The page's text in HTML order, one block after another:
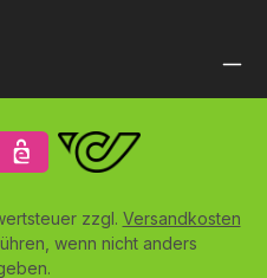
zzgl. Versandkosten
wenn nicht anders